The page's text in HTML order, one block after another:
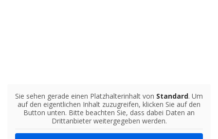
Sie sehen gerade einen Platzhalterinhalt von Standard. Um
auf den eigentlichen Inhalt zuzugreifen, klicken Sie auf den
Button unten. Bitte beachten Sie, dass dabei Daten an
Drittanbieter weitergegeben werden.